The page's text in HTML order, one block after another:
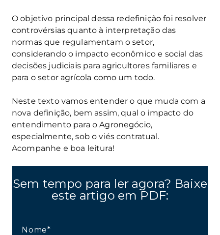
O objetivo principal dessa redefinição foi resolver
controvérsias quanto à interpretação das
normas que regulamentam o setor,
considerando o impacto econômico e social das
decisões judiciais para agricultores familiares e
para o setor agrícola como um todo.
Neste texto vamos entender o que muda com a
nova definição, bem assim, qual o impacto do
entendimento para o Agronegócio,
especialmente, sob o viés contratual.
Acompanhe e boa leitura!
Sem tempo para ler agora? Baixe
este artigo em PDF:
Nome*